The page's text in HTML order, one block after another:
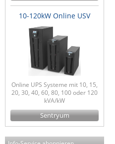
10-120kW Online USV
Online UPS Systeme mit 10, 15,
20, 30, 40, 60, 80, 100 oder 120
kVA/kW
Sentryum